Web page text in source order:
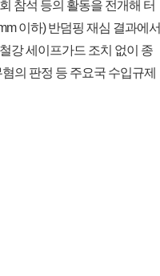
참석 등의 활동을 전개해 터
이하) 반덤핑 재심 결과에서
강 세이프가드 조치 없이 종
의 판정 등 주요국 수입규제